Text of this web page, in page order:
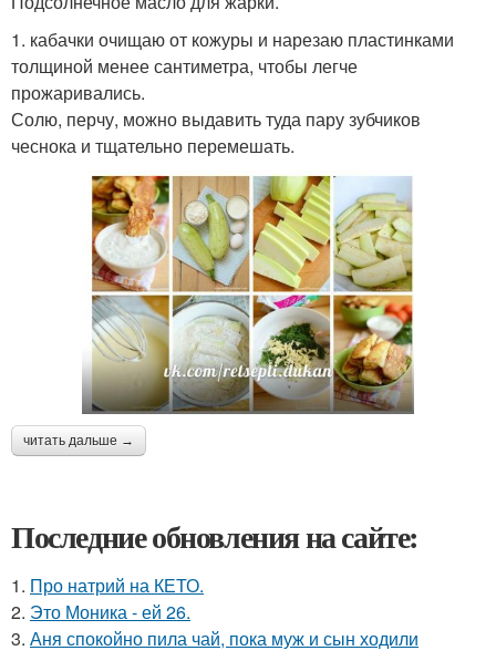
1. кабачки очищаю от кожуры и нарезаю пластинками
толщиной менее сантиметра, чтобы легче
прожаривались.
Солю, перчу, можно выдавить туда пару зубчиков
чеснока и тщательно перемешать.
читать дальше →
Последние обновления на сайте:
1. Про натрий на КЕТО.
2. Это Моника - ей 26.
3. Аня спокойно пила чай, пока муж и сын ходили